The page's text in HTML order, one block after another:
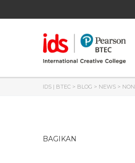
IDS | BTEC > BLOG > NEWS >
BAGIKAN